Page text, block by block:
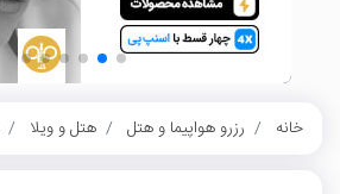
خانه رزرو هواپیما و هتل هتل و ویلا